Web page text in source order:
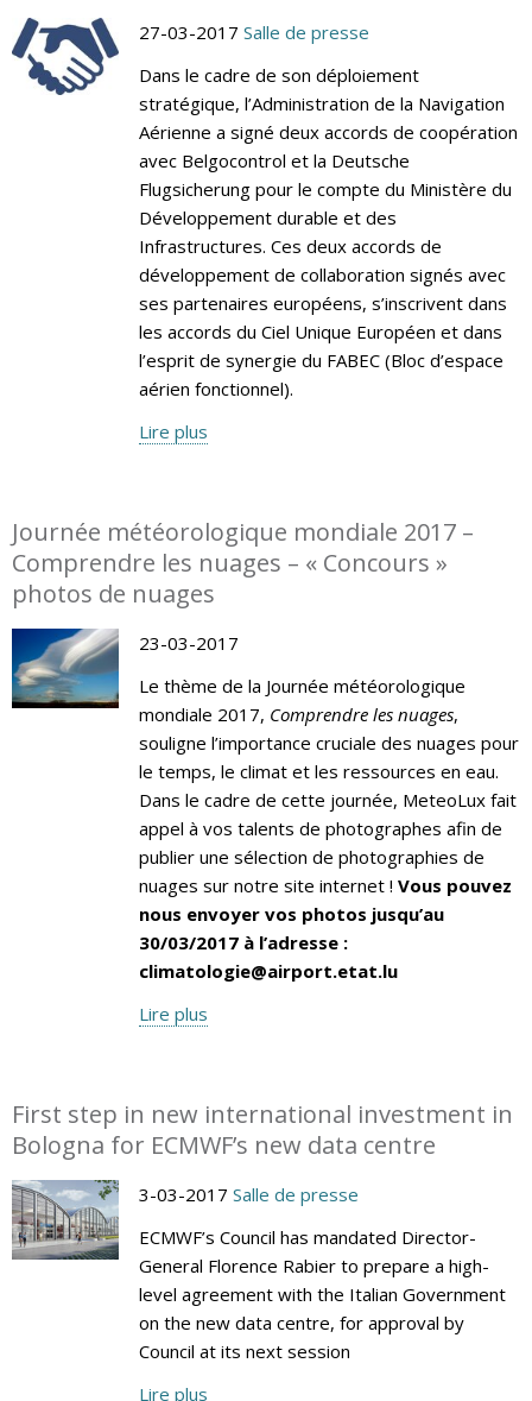
27-03-2017 Salle de presse
Dans le cadre de son déploiement
stratégique, l’Administration de la Navigation
Aérienne a signé deux accords de coopération
avec Belgocontrol et la Deutsche
Flugsicherung pour le compte du Ministère du
Développement durable et des
Infrastructures. Ces deux accords de
développement de collaboration signés avec
ses partenaires européens, s’inscrivent dans
les accords du Ciel Unique Européen et dans
l’esprit de synergie du FABEC (Bloc d’espace
aérien fonctionnel).
Lire plus
Journée météorologique mondiale 2017 –
Comprendre les nuages – « Concours »
photos de nuages
23-03-2017
Le thème de la Journée météorologique
mondiale 2017, Comprendre les nuages,
souligne l’importance cruciale des nuages pour
le temps, le climat et les ressources en eau.
Dans le cadre de cette journée, MeteoLux fait
appel à vos talents de photographes afin de
publier une sélection de photographies de
nuages sur notre site internet ! Vous pouvez
nous envoyer vos photos jusqu’au
30/03/2017 à l’adresse :
climatologie@airport.etat.lu
Lire plus
First step in new international investment in
Bologna for ECMWF’s new data centre
3-03-2017 Salle de presse
ECMWF’s Council has mandated Director-
General Florence Rabier to prepare a high-
level agreement with the Italian Government
on the new data centre, for approval by
Council at its next session
Lire plus